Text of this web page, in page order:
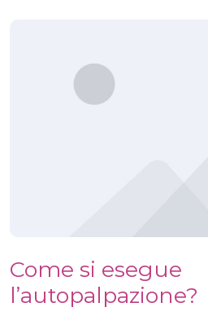
Come si esegue
l’autopalpazione?